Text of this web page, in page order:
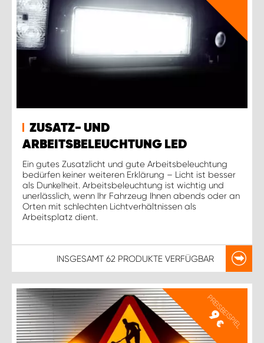
ZUSATZ- UND
ARBEITSBELEUCHTUNG LED
Ein gutes Zusatzlicht und gute Arbeitsbeleuchtung
bedürfen keiner weiteren Erklärung – Licht ist besser
als Dunkelheit. Arbeitsbeleuchtung ist wichtig und
unerlässlich, wenn Ihr Fahrzeug Ihnen abends oder an
Orten mit schlechten Lichtverhältnissen als
Arbeitsplatz dient.
INSGESAMT 62 PRODUKTE VERFÜGBAR
PREISBEISPIEL
9
€